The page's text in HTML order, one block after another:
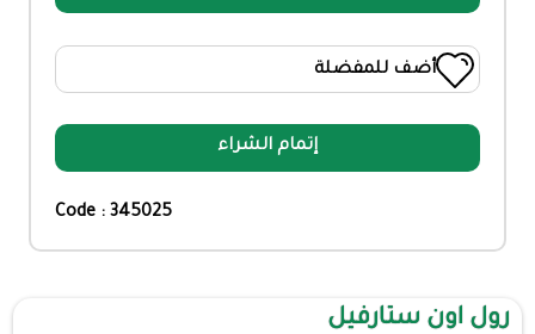
أضف للمفضلة
إتمام الشراء
Code : 345025
رول اون ستارفيل